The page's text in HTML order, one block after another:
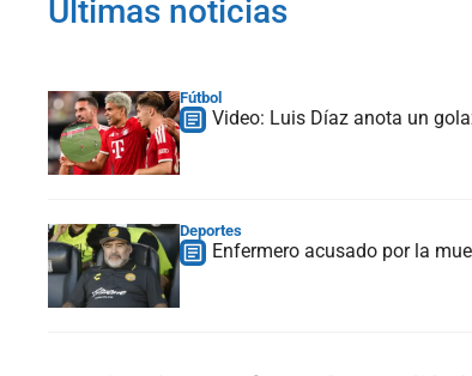
Últimas noticias
Fútbol
Video: Luis Díaz anota un
Deportes
Enfermero acusado por la